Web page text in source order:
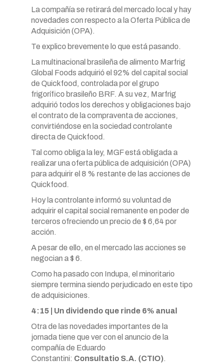
La compañía se retirará del mercado local y hay
novedades con respecto a la Oferta Pública de
Adquisición (OPA).
Te explico brevemente lo que está pasando.
La multinacional brasileña de alimento Marfrig
Global Foods adquirió el 92% del capital social
de Quickfood, controlada por el grupo
frigorífico brasileño BRF. A su vez, Marfrig
adquirió todos los derechos y obligaciones bajo
el contrato de la compraventa de acciones,
convirtiéndose en la sociedad controlante
directa de Quickfood.
Tal como obliga la ley, MGF está obligada a
realizar una oferta pública de adquisición (OPA)
para adquirir el 8 % restante de las acciones de
Quickfood.
Hoy la controlante informó su voluntad de
adquirir el capital social remanente en poder de
terceros ofreciendo un precio de $ 6,64 por
acción.
A pesar de ello, en el mercado las acciones se
negocian a $ 6.
Como ha pasado con Indupa, el minoritario
siempre termina siendo perjudicado en este tipo
de adquisiciones.
4:15 | Un dividendo que rinde 6% anual
Otra de las novedades importantes de la
jornada tiene que ver con el anuncio de la
compañía de Eduardo
Constantini: Consultatio S.A. (CTIO).